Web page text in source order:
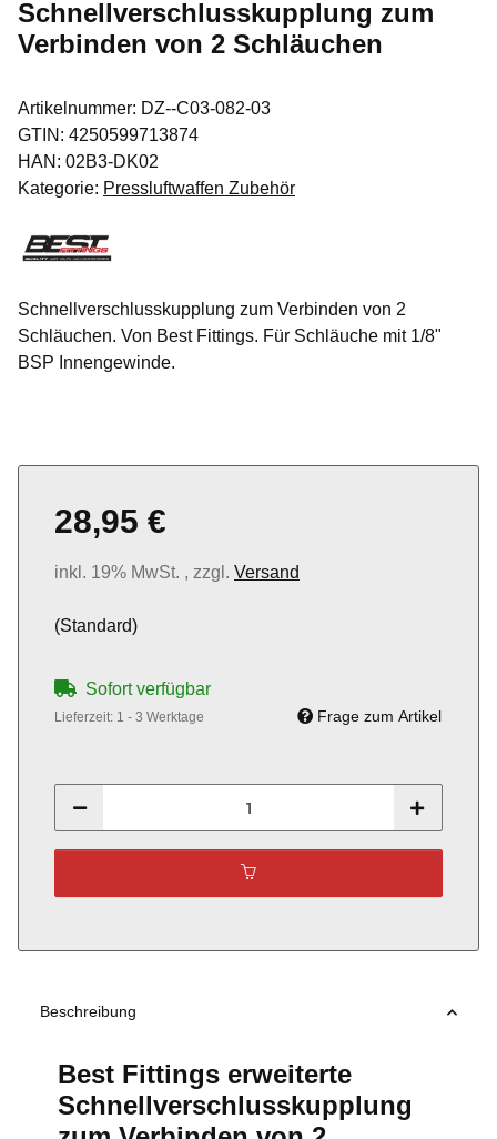
Schnellverschlusskupplung zum
Verbinden von 2 Schläuchen
Artikelnummer: DZ--C03-082-03
GTIN: 4250599713874
HAN: 02B3-DK02
Kategorie: Pressluftwaffen Zubehör
Schnellverschlusskupplung zum Verbinden von 2
Schläuchen. Von Best Fittings. Für Schläuche mit 1/8"
BSP Innengewinde.
28,95 €
inkl. 19% MwSt. , zzgl. Versand
(Standard)
Sofort verfügbar
Lieferzeit: 1 - 3 Werktage Frage zum Artikel
Beschreibung
Best Fittings erweiterte
Schnellverschlusskupplung